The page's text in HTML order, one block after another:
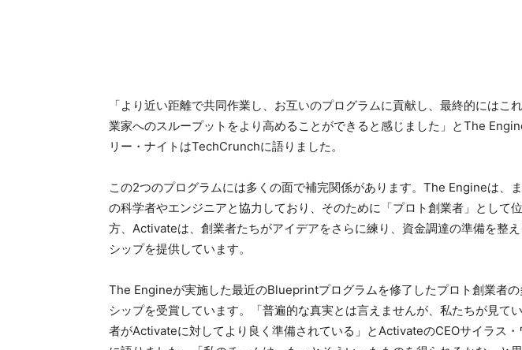
「より近い距離で共同作業し、お互いのプログラムに貢献し、最終的にはこ
業家へのスループットをより高めることができると感じました」とThe
リー・ナイトはTechCrunchに語りました。
この2つのプログラムには多くの面で補完関係があります。The Engineは、
の科学者やエンジニアと協力しており、そのために「プロト創業者」として
方、Activateは、創業者たちがアイデアをさらに練り、資金調達の準備を整
シップを提供しています。
The Engineが実施した最近のBlueprintプログラムを修了したプロト創業者
シップを受賞しています。「普遍的な真実とは言えませんが、私たちが見て
者がActivateに対してより良く準備されている」とActivateのCEOサイラス